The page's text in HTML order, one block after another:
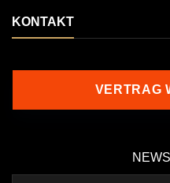
KONTAKT
VERTRAG